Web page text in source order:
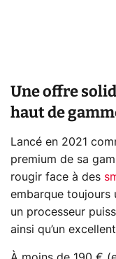
Une offre
haut de
Lancé en 2021
premium de sa
rougir face à des
embarque toujours
un processeur
ainsi qu’un